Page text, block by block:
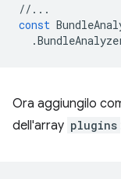
//...
const
.
Ora aggiungilo
dell'array plugins